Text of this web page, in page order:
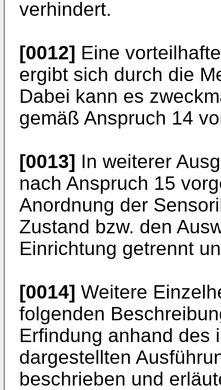
verhindert.
[0012] Eine
ergibt sich durch die
Dabei kann es
gemäß Anspruch 14
[0013] In weiterer
nach Anspruch 15
Anordnung der
Zustand bzw. den
Einrichtung getrennt
[0014] Weitere
folgenden
Erfindung anhand des
dargestellten
beschrieben und